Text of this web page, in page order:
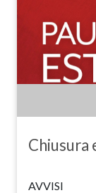
Chiusura
AVVISI